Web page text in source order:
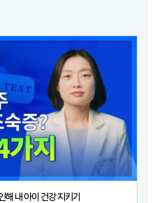
해 내 아이 건강 지키기